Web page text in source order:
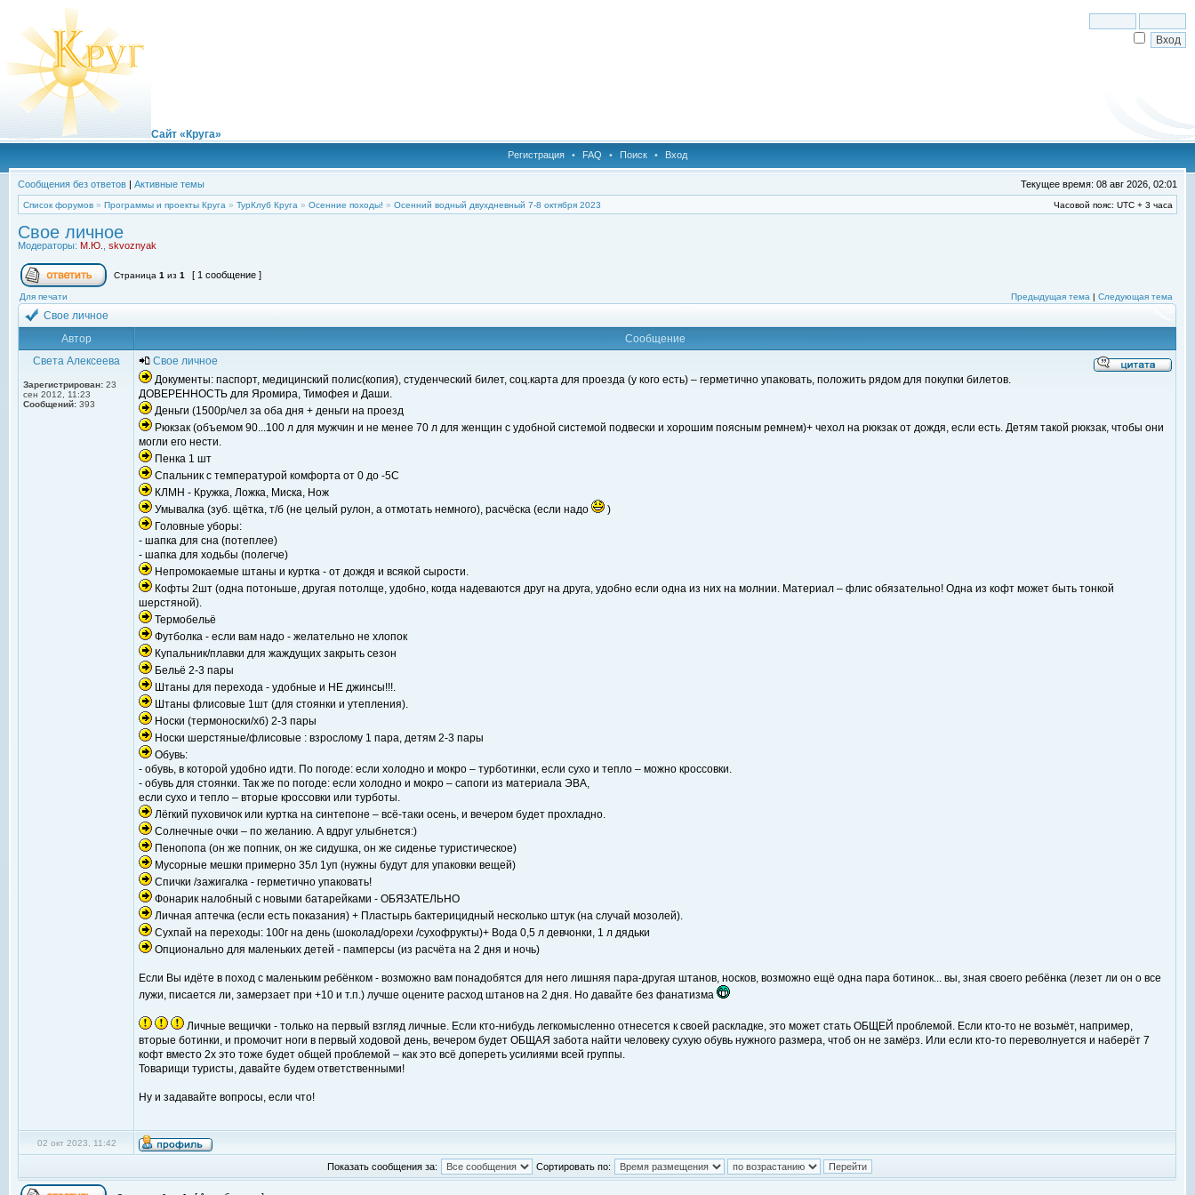
Сайт «Круга»
Регистрация • FAQ • Поиск • Вход
Сообщения без ответов | Активные темы Текущее время: 08 авг 2026, 02:01
Список форумов » Программы и проекты Круга » ТурКлуб Круга » Осенние походы! » Осенний водный двухдневный 7-8 октября 2023 Часовой пояс: UTC + 3 часа
Свое личное
Модераторы: М.Ю. skvoznyak
Страница 1 из 1 [ 1 сообщение ]
Для печати Предыдущая тема | Следующая тема
Свое личное
Автор
Сообщение
Света Алексеева
Зарегистрирован: 23
сен 2012, 11:23
Сообщений: 393
Свое личное
Документы: паспорт, медицинский полис(копия), студенческий билет, соц.карта для проезда (у кого есть) – герметично упаковать, положить рядом для покупки билетов.
ДОВЕРЕННОСТЬ для Яромира, Тимофея и Даши.
Деньги (1500р/чел за оба дня + деньги на проезд
Рюкзак (объемом 90...100 л для мужчин и не менее 70 л для женщин с удобной системой подвески и хорошим поясным ремнем)+ чехол на рюкзак от дождя, если есть. Детям такой рюкзак, чтобы они
могли его нести.
Пенка 1 шт
Спальник с температурой комфорта от 0 до -5С
КЛМН - Кружка, Ложка, Миска, Нож
Умывалка (зуб. щётка, т/б (не целый рулон, а отмотать немного), расчёска (если надо
)
Головные уборы:
- шапка для сна (потеплее)
- шапка для ходьбы (полегче)
Непромокаемые штаны и куртка - от дождя и всякой сырости.
Кофты 2шт (одна потоньше, другая потолще, удобно, когда надеваются друг на друга, удобно если одна из них на молнии. Материал – флис обязательно! Одна из кофт может быть тонкой
шерстяной).
Термобельё
Футболка - если вам надо - желательно не хлопок
Купальник/плавки для жаждущих закрыть сезон
Бельё 2-3 пары
Штаны для перехода - удобные и НЕ джинсы!!!.
Штаны флисовые 1шт (для стоянки и утепления).
Носки (термоноски/хб) 2-3 пары
Носки шерстяные/флисовые : взрослому 1 пара, детям 2-3 пары
Обувь:
- обувь, в которой удобно идти. По погоде: если холодно и мокро – турботинки, если сухо и тепло – можно кроссовки.
- обувь для стоянки. Так же по погоде: если холодно и мокро – сапоги из материала ЭВА,
если сухо и тепло – вторые кроссовки или турботы.
Лёгкий пуховичок или куртка на синтепоне – всё-таки осень, и вечером будет прохладно.
Солнечные очки – по желанию. А вдруг улыбнется:)
Пенопопа (он же попник, он же сидушка, он же сиденье туристическое)
Мусорные мешки примерно 35л 1уп (нужны будут для упаковки вещей)
Спички /зажигалка - герметично упаковать!
Фонарик налобный с новыми батарейками - ОБЯЗАТЕЛЬНО
Личная аптечка (если есть показания) + Пластырь бактерицидный несколько штук (на случай мозолей).
Сухпай на переходы: 100г на день (шоколад/орехи /сухофрукты)+ Вода 0,5 л девчонки, 1 л дядьки
Опционально для маленьких детей - памперсы (из расчёта на 2 дня и ночь)
Если Вы идёте в поход с маленьким ребёнком - возможно вам понадобятся для него лишняя пара-другая штанов, носков, возможно ещё одна пара ботинок... вы, зная своего ребёнка (лезет ли он о все
лужи, писается ли, замерзает при +10 и т.п.) лучше оцените расход штанов на 2 дня. Но давайте без фанатизма
Личные вещички - только на первый взгляд личные. Если кто-нибудь легкомысленно отнесется к своей раскладке, это может стать ОБЩЕЙ проблемой. Если кто-то не возьмёт, например,
вторые ботинки, и промочит ноги в первый ходовой день, вечером будет ОБЩАЯ забота найти человеку сухую обувь нужного размера, чтоб он не замёрз. Или если кто-то переволнуется и наберёт 7
кофт вместо 2х это тоже будет общей проблемой – как это всё допереть усилиями всей группы.
Товарищи туристы, давайте будем ответственными!
Ну и задавайте вопросы, если что!
02 окт 2023, 11:42
Показать сообщения за: Сортировать по: